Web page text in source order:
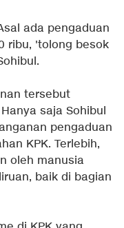
ada pengaduan
ribu, 'tolong besok
tersebut
saja Sohibul
pengaduan
KPK. Terlebih,
oleh manusia
baik di bagian